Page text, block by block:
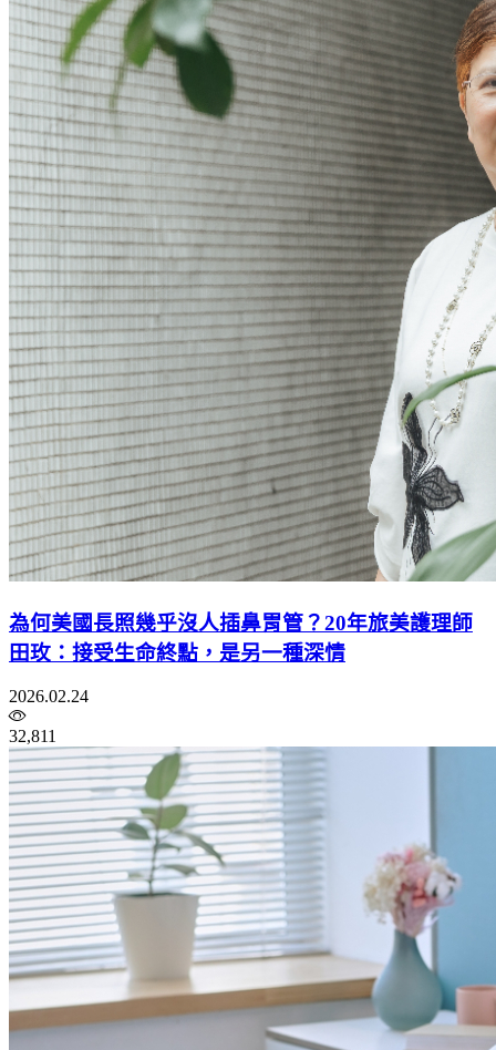
為何美國長照幾乎沒人插鼻胃管？20年旅美護理師
田玫：接受生命終點，是另一種深情
2026.02.24
32,811